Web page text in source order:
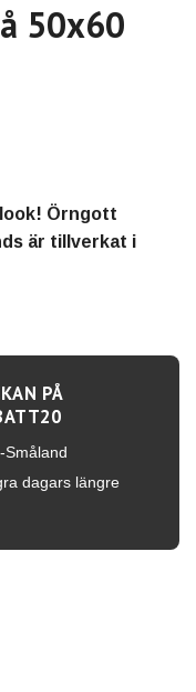
50x60
Örngott
är tillverkat i
PÅ
Småland
dagars längre